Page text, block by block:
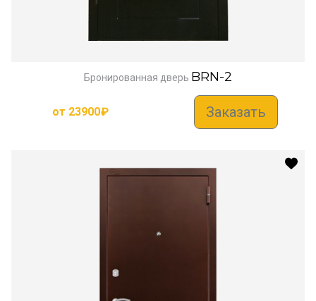
Бронированная дверь BRN-2
от 23900₽ Заказать